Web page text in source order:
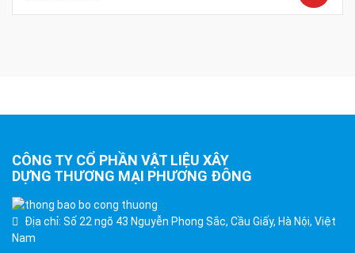
CÔNG TY CỔ PHẦN VẬT LIỆU XÂY
DỰNG THƯƠNG MẠI PHƯƠNG ĐÔNG
Địa chỉ: Số 22 ngõ 43 Nguyễn Phong Sắc, Cầu Giấy, Hà Nội, Việt
Nam